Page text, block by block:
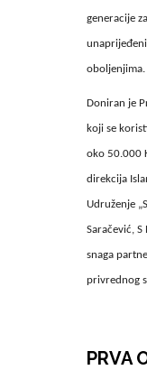
generacije
oboljenjima.
Doniran je
koji se
oko 50.000
direkcija
Udruženje
Saračević,
snaga
privrednog
PRVA